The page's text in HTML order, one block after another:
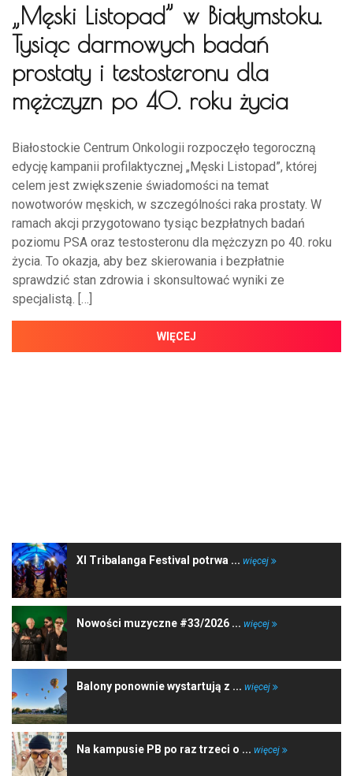
„Męski Listopad” w Białymstoku.
Tysiąc darmowych badań
prostaty i testosteronu dla
mężczyzn po 40. roku życia
Białostockie Centrum Onkologii rozpoczęło tegoroczną
edycję kampanii profilaktycznej „Męski Listopad”, której
celem jest zwiększenie świadomości na temat
nowotworów męskich, w szczególności raka prostaty. W
ramach akcji przygotowano tysiąc bezpłatnych badań
poziomu PSA oraz testosteronu dla mężczyzn po 40. roku
życia. To okazja, aby bez skierowania i bezpłatnie
sprawdzić stan zdrowia i skonsultować wyniki ze
specjalistą. […]
WIĘCEJ
XI Tribalanga Festival potrwa ... więcej
Nowości muzyczne #33/2026 ... więcej
Balony ponownie wystartują z ... więcej
Na kampusie PB po raz trzeci o ... więcej